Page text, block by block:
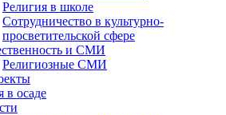
Религия в школе
Сотрудничество в культурно-
просветительской сфере
и СМИ
Религиозные СМИ
в осаде